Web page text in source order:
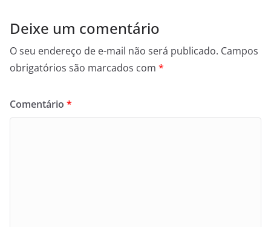
Deixe um comentário
O seu endereço de e-mail não será publicado. Campos
obrigatórios são marcados com *
Comentário *